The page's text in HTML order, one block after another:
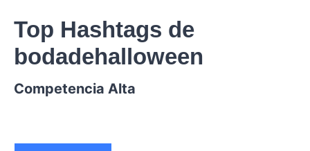
Top Hashtags de
bodadehalloween
Competencia Alta